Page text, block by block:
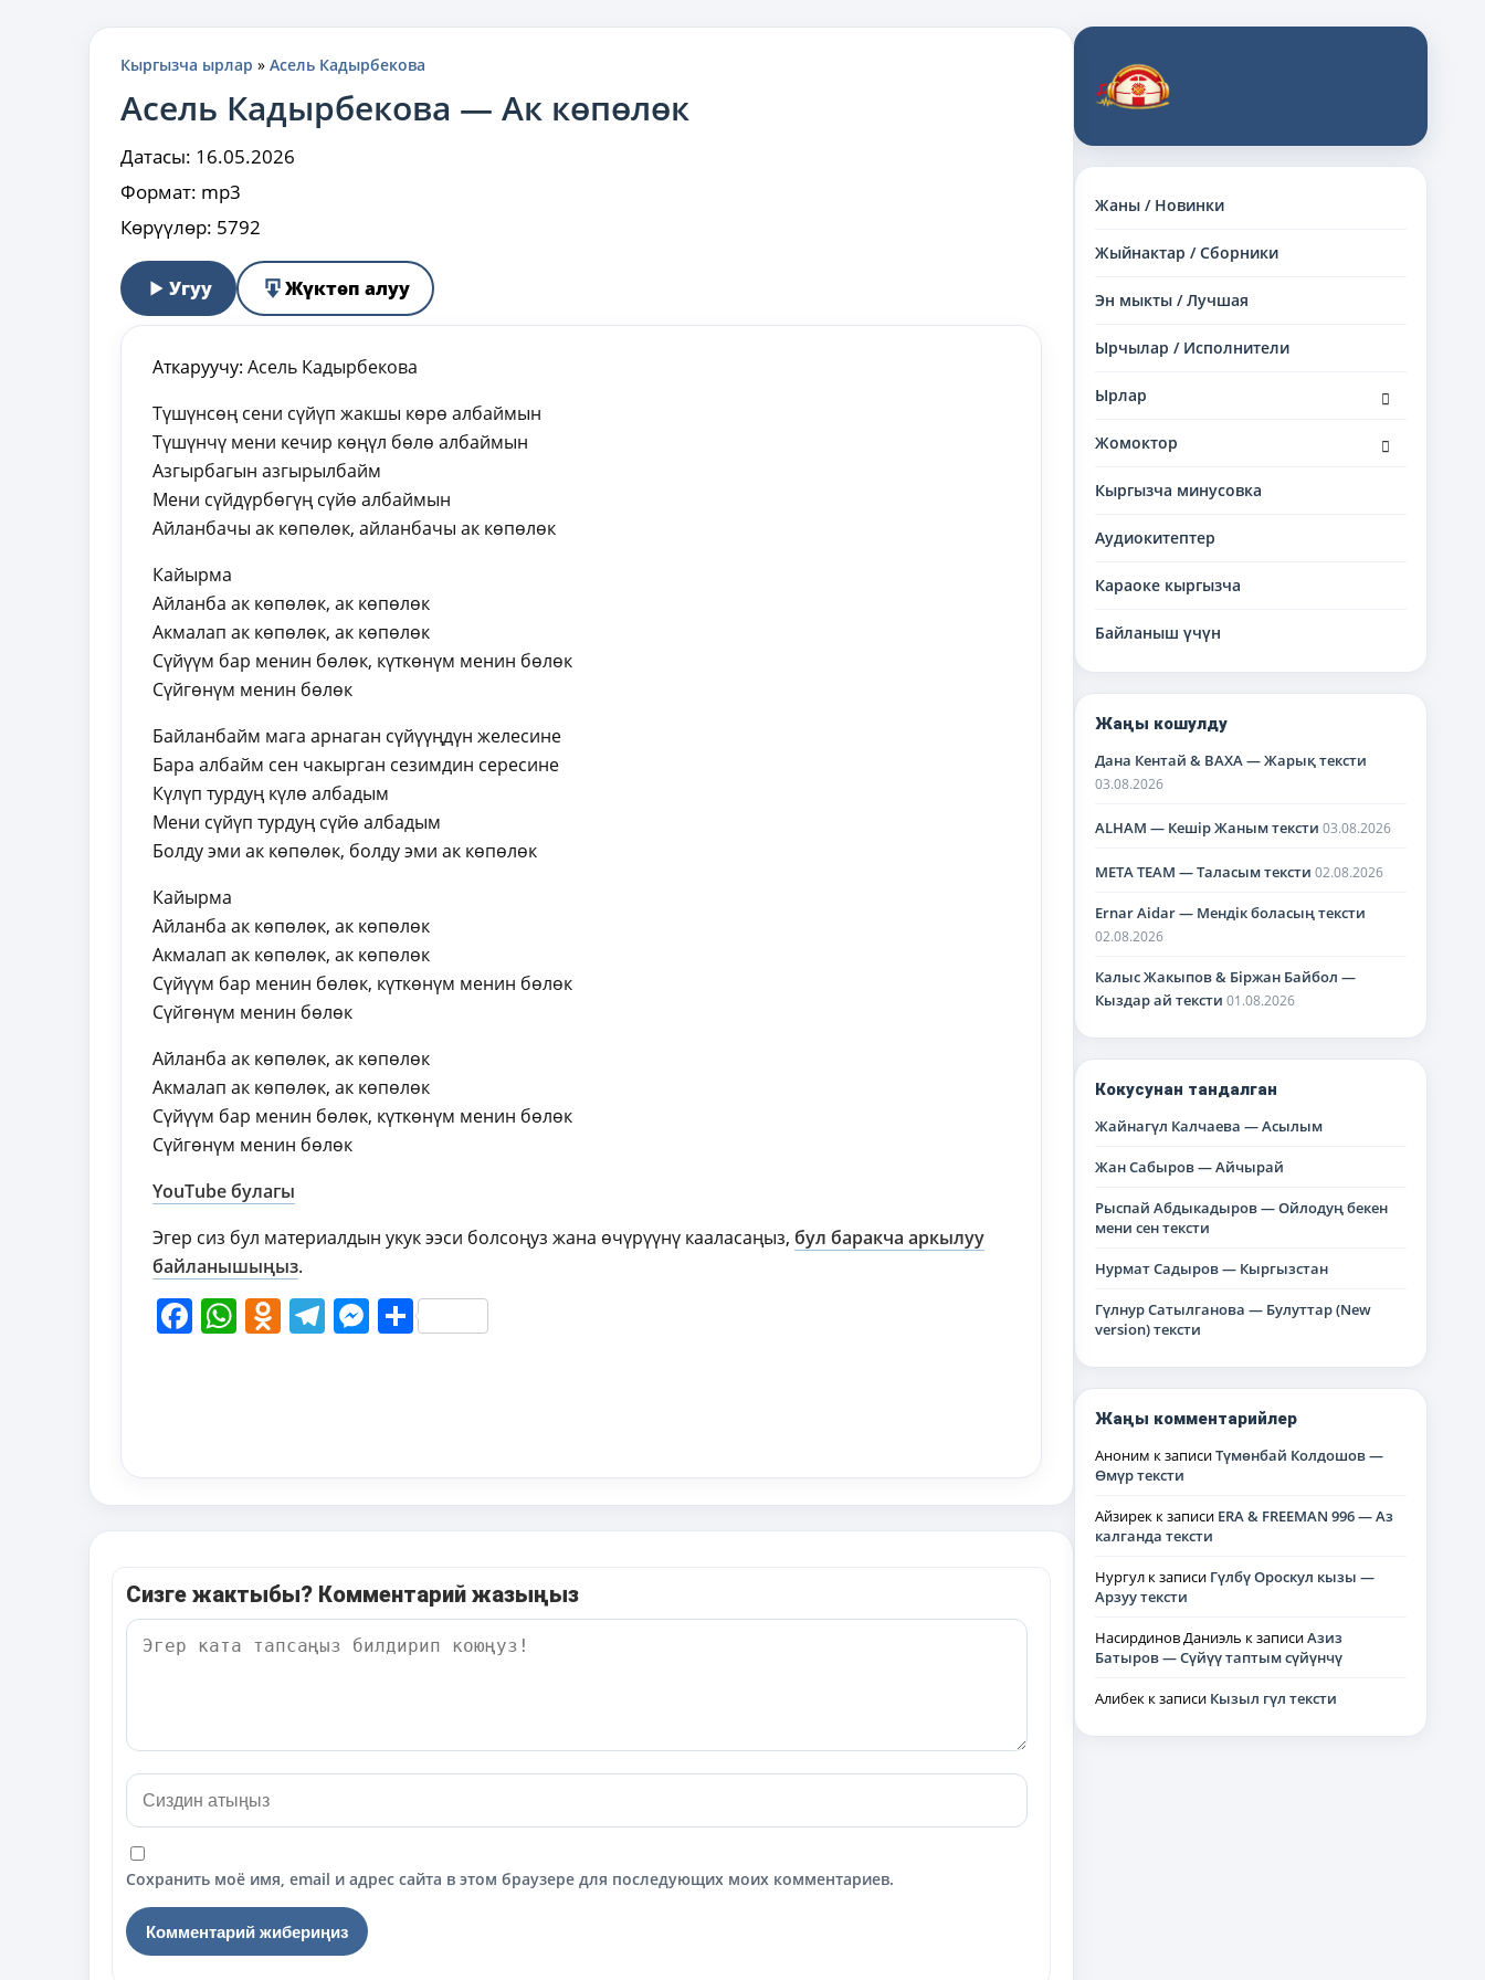
Жаны / Новинки
Жыйнактар / Сборники
Эн мыкты / Лучшая
Ырчылар / Исполнители
Ырлар
дочернее
Жомоктор
дочернее
Кыргызча минусовка
Аудиокитептер
Караоке кыргызча
Байланыш үчүн
Жаңы кошулду
Дана Кентай & BAXA — Жарық тексти
03.08.2026
ALHAM — Кешір Жаным тексти 03.08.2026
META TEAM — Таласым тексти 02.08.2026
Ernar Aidar — Мендік боласың тексти
02.08.2026
Калыс Жакыпов & Біржан Байбол —
Кыздар ай тексти 01.08.2026
Кокусунан тандалган
Жайнагүл Калчаева — Асылым
Жан Сабыров — Айчырай
Рыспай Абдыкадыров — Ойлодуң бекен
мени сен тексти
Нурмат Садыров — Кыргызстан
Гүлнур Сатылганова — Булуттар (New
version) тексти
Жаңы комментарийлер
Аноним к записиТүмөнбай Колдошов —
Өмүр тексти
Айзирек к записи ERA & FREEMAN 996 — Аз
калганда тексти
Нургул к записи Гүлбү Ороскул кызы —
Арзуу тексти
Насирдинов Даниэль к записиАзиз
Батыров — Сүйүү таптым сүйүнчү
Алибек к записи Кызыл гүл тексти
Кыргызча ырлар » Асель Кадырбекова
Асель Кадырбекова — Ак көпөлөк
Датасы: 16.05.2026
Формат: mp3
Көрүүлөр: 5792
Угуу Жүктөп алуу
Аткаруучу: Асель Кадырбекова
Түшүнсөң сени сүйүп жакшы көрө албаймын
Түшүнчү мени кечир көңүл бөлө албаймын
Азгырбагын азгырылбайм
Мени сүйдүрбөгүң сүйө албаймын
Айланбачы ак көпөлөк, айланбачы ак көпөлөк
Кайырма
Айланба ак көпөлөк, ак көпөлөк
Акмалап ак көпөлөк, ак көпөлөк
Сүйүүм бар менин бөлөк, күткөнүм менин бөлөк
Сүйгөнүм менин бөлөк
Байланбайм мага арнаган сүйүүңдүн желесине
Бара албайм сен чакырган сезимдин сересине
Күлүп турдуң күлө албадым
Мени сүйүп турдуң сүйө албадым
Болду эми ак көпөлөк, болду эми ак көпөлөк
Кайырма
Айланба ак көпөлөк, ак көпөлөк
Акмалап ак көпөлөк, ак көпөлөк
Сүйүүм бар менин бөлөк, күткөнүм менин бөлөк
Сүйгөнүм менин бөлөк
Айланба ак көпөлөк, ак көпөлөк
Акмалап ак көпөлөк, ак көпөлөк
Сүйүүм бар менин бөлөк, күткөнүм менин бөлөк
Сүйгөнүм менин бөлөк
YouTube булагы
Эгер сиз бул материалдын укук ээси болсоңуз жана өчүрүүнү кааласаңыз, бул баракча аркылуу
байланышыңыз.
Facebook
WhatsApp
Odnoklassniki
Telegram
Messenger
Share
Сизге жактыбы? Комментарий жазыңыз
Сохранить моё имя, email и адрес сайта в этом браузере для последующих моих комментариев.